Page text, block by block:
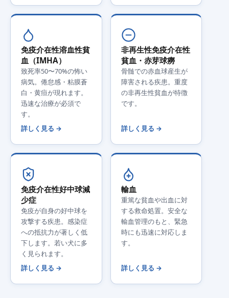
免疫介在性溶血性貧
血（IMHA）
致死率50〜70%の怖い
病気。倦怠感・粘膜蒼
白・黄疸が現れます。
迅速な治療が必須で
す。
詳しく見る →
非再生性免疫介在性
貧血・赤芽球癆
骨髄での赤血球産生が
障害される疾患。重度
の非再生性貧血が特徴
です。
詳しく見る →
免疫介在性好中球減
少症
免疫が自身の好中球を
攻撃する疾患。感染症
への抵抗力が著しく低
下します。若い犬に多
く見られます。
詳しく見る →
輸血
重篤な貧血や出血に対
する救命処置。安全な
輸血管理のもと、緊急
時にも迅速に対応しま
す。
詳しく見る →